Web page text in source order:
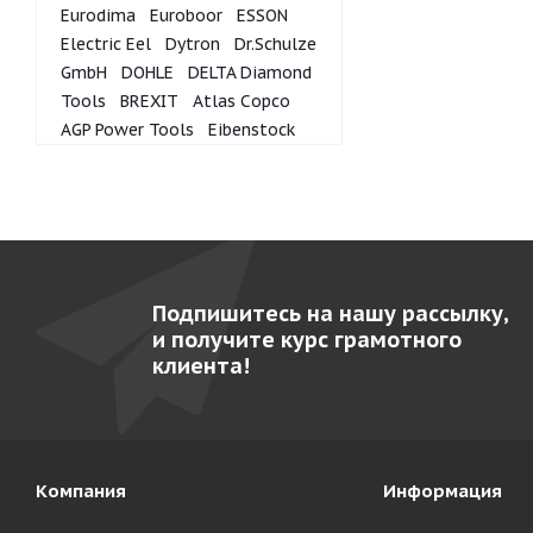
Eurodima
Euroboor
ESSON
Electric Eel
Dytron
Dr.Schulze
GmbH
DOHLE
DELTA Diamond
Tools
BREXIT
Atlas Copco
AGP Power Tools
Eibenstock
Подпишитесь на нашу рассылку,
и получите курс грамотного
клиента!
Компания Информация